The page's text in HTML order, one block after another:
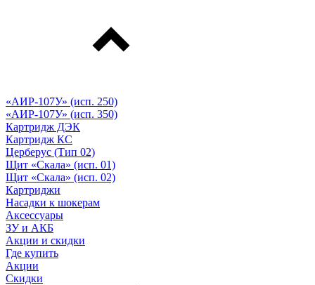
«АИР-107У» (исп. 250)
«АИР-107У» (исп. 350)
Картридж ДЭК
Картридж КС
Церберус (Тип 02)
Щит «Скала» (исп. 01)
Щит «Скала» (исп. 02)
Картриджи
Насадки к шокерам
Аксессуары
ЗУ и АКБ
Акции и скидки
Где купить
Акции
Скидки